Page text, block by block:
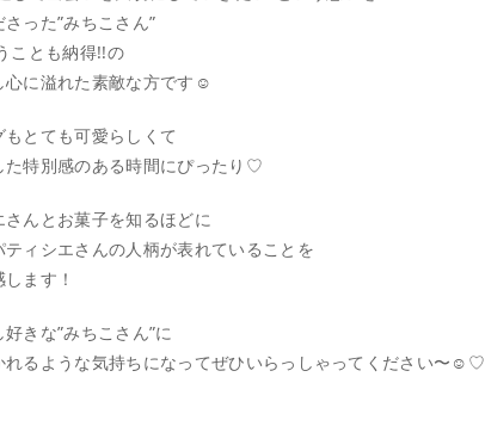
った”みちこさん”
ことも納得!!の
心に溢れた素敵な方です☺️
もとても可愛らしくて
た特別感のある時間にぴったり♡
さんとお菓子を知るほどに
ティシエさんの人柄が表れていることを
ます！
きな”みちこさん”に
れるような気持ちになってぜひいらっしゃってください〜☺️♡